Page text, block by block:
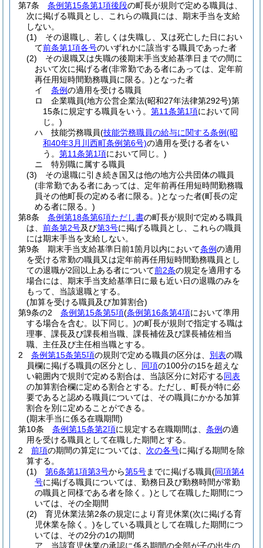
第7条
条例第15条第1項後段の町長が規則で定める職員は、
次に掲げる職員とし、これらの職員には、期末手当を支給
しない。
(1)
その退職し、若しくは失職し、又は死亡した日におい
て前条第1項各号のいずれかに該当する職員であった者
(2)
その退職又は失職の後期末手当支給基準日までの間に
おいて次に掲げる者(非常勤である者にあっては、定年前
再任用短時間勤務職員に限る。)となった者
イ
条例の適用を受ける職員
ロ
企業職員(地方公営企業法(昭和27年法律第292号)第
15条に規定する職員をいう。 第11条第1項において同
じ。)
ハ
技能労務職員(技能労務職員の給与に関する条例(昭
和40年3月川西町条例第6号)の適用を受ける者をい
う。 第11条第1項において同じ。)
ニ
特別職に属する職員
(3)
その退職に引き続き国又は他の地方公共団体の職員
(非常勤である者にあっては、定年前再任用短時間勤務職
員その他町長の定める者に限る。)となった者(町長の定
める者に限る。)
第8条
条例第18条第6項ただし書の町長が規則で定める職員
は、 前条第2号及び第3号に掲げる職員とし、これらの職員
には期末手当を支給しない。
第9条
期末手当支給基準日前1箇月以内において条例の適用
を受ける常勤の職員又は定年前再任用短時間勤務職員とし
ての退職が2回以上ある者について前2条の規定を適用する
場合には、期末手当支給基準日に最も近い日の退職のみを
もって、当該退職とする。
(加算を受ける職員及び加算割合)
第9条の2
条例第15条第5項(条例第16条第4項において準用
する場合を含む。以下同じ。)の町長が規則で指定する職は
理事、課長及び課長相当職、課長補佐及び課長補佐相当
職、主任及び主任相当職とする。
2
条例第15条第5項の規則で定める職員の区分は、 別表の職
員欄に掲げる職員の区分とし、 同項の100分の15を超えな
い範囲内で規則で定める割合は、当該区分に対応する同表
の加算割合欄に定める割合とする。 ただし、町長が特に必
要であると認める職員については、その職員にかかる加算
割合を別に定めることができる。
(期末手当に係る在職期間)
第10条
条例第15条第2項に規定する在職期間は、 条例の適
用を受ける職員として在職した期間とする。
2
前項の期間の算定については、 次の各号に掲げる期間を除
算する。
(1)
第6条第1項第3号から第5号までに掲げる職員(同項第4
号に掲げる職員については、勤務日及び勤務時間が常勤
の職員と同様である者を除く。)として在職した期間につ
いては、その全期間
(2)
育児休業法第2条の規定により育児休業(次に掲げる育
児休業を除く。)をしている職員として在職した期間につ
いては、その2分の1の期間
ア
当該育児休業の承認に係る期間の全部が子の出生の